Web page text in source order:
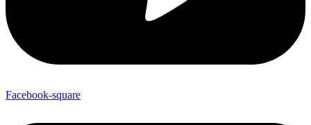
Facebook-square